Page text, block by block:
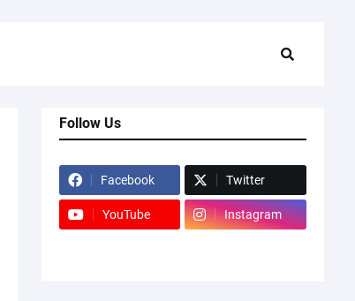
Follow Us
Facebook Twitter
YouTube Instagram